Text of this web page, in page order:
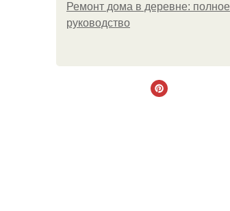
Ремонт дома в деревне: полное
руководство